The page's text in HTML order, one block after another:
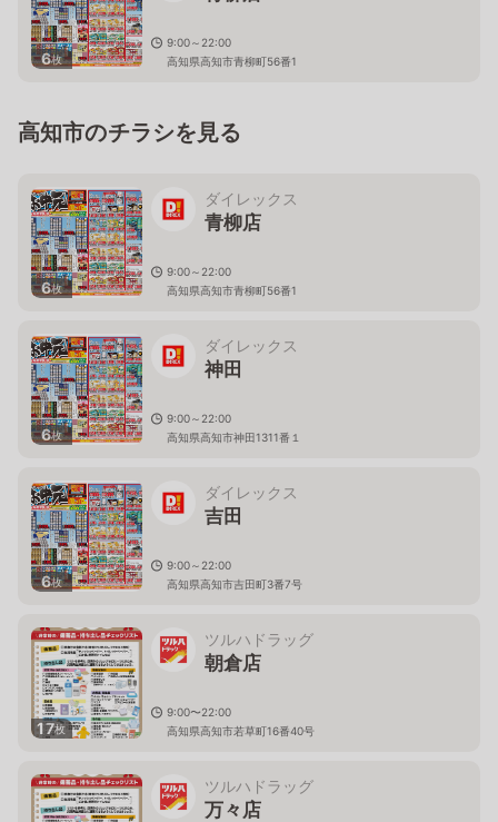
6枚
9:00～22:00
高知県高知市青柳町56番1
高知市のチラシを見る
6枚
ダイレックス
青柳店
9:00～22:00
高知県高知市青柳町56番1
6枚
ダイレックス
神田
9:00～22:00
高知県高知市神田1311番１
6枚
ダイレックス
吉田
9:00～22:00
高知県高知市吉田町3番7号
17枚
ツルハドラッグ
朝倉店
9:00〜22:00
高知県高知市若草町16番40号
ツルハドラッグ
万々店